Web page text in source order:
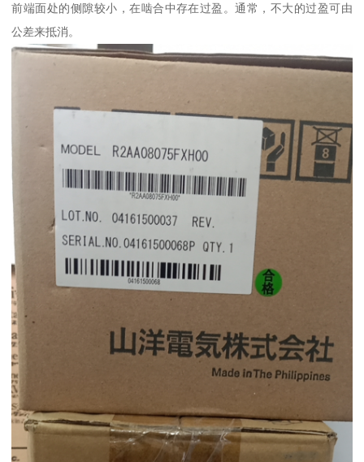
前端面处的侧隙较小，在啮合中存在过盈。通常，不大的过盈可由
公差来抵消。